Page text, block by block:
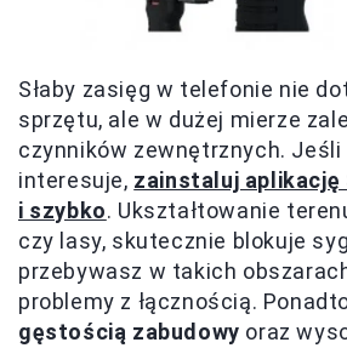
Słaby zasięg w telefonie nie
sprzętu, ale w dużej mierze
czynników zewnętrznych.
interesuje, zainstaluj
i szybko. Ukształtowanie
czy lasy, skutecznie blokuje
przebywasz w takich
problemy z łącznością.
gęstością zabudowy oraz